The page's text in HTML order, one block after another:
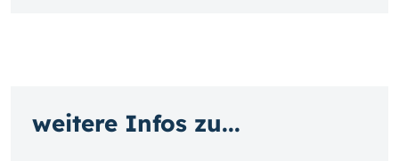
weitere Infos zu...